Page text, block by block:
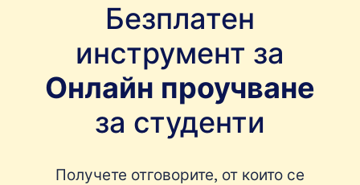
Безплатен
инструмент за
Онлайн проучване
за студенти
Получете отговорите, от които се